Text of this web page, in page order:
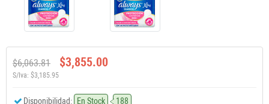
$6,063.81 $3,855.00
S/Iva: $3,185.95
Disponibilidad: En Stock 188